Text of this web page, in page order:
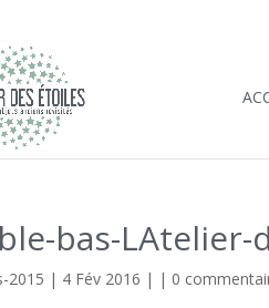
bas-LAtelier-
2015 | 4 Fév 2016 | | 0